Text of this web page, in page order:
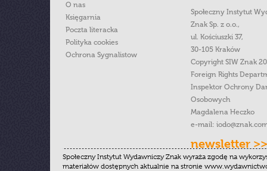
O nas
Księgarnia
Poczta literacka
Polityka cookies
Ochrona Sygnalistow
Społeczny Instytut
Znak Sp. z o.o.,
ul. Kościuszki 37,
30-105 Kraków
Copyright SIW Znak
Foreign Rights
Inspektor Ochrony
Osobowych
Magdalena Heczko
e-mail:
newsletter >>
Społeczny Instytut Wydawniczy Znak wyraża zgodę na
materiałów dostępnych aktualnie na stronie